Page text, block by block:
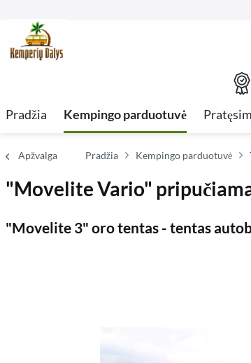
Pradžia Kempingo parduotuvė
Apžvalga Pradžia Kempingo parduotuvė
"Movelite Vario"
"Movelite 3" oro tentas - tentas